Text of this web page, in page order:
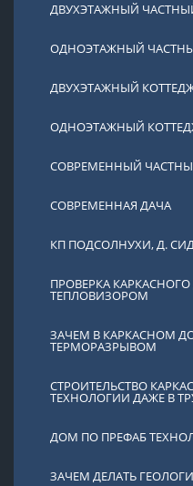
ДВУХЭТАЖНЫЙ
ОДНОЭТАЖНЫЙ
ДВУХЭТАЖНЫЙ
ОДНОЭТАЖНЫЙ
СОВРЕМЕННЫЙ
СОВРЕМЕННАЯ ДАЧА
КП ПОДСОЛНУХИ, Д.
ПРОВЕРКА
ТЕПЛОВИЗОРОМ
ЗАЧЕМ В КАРКАСНОМ
ТЕРМОРАЗРЫВОМ
СТРОИТЕЛЬСТВО
ТЕХНОЛОГИИ ДАЖЕ В
ДОМ ПО ПРЕФАБ
ЗАЧЕМ ДЕЛАТЬ